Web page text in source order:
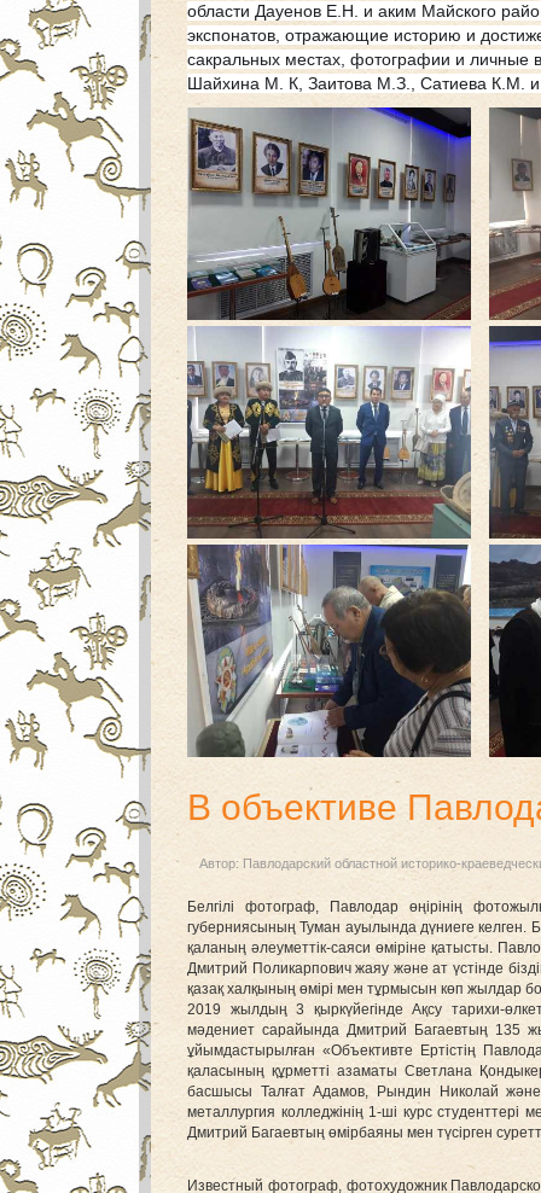
области Дауенов Е.Н. и аким Майского
экспонатов, отражающие историю и
сакральных местах, фотографии и
Шайхина М. К, Заитова М.З., Сатиева К.М.
В объективе
Автор: Павлодарский областной историко-
Белгілі фотограф, Павлодар өңірінің
губерниясының Туман ауылында дүниеге келген.
қаланың әлеуметтік-саяси өміріне қатысты.
Дмитрий Поликарпович жаяу және ат үстінде
қазақ халқының өмірі мен тұрмысын көп жылдар
2019 жылдың 3 қыркүйегінде Ақсу тарихи-
мәдениет сарайында Дмитрий Багаевтың
ұйымдастырылған «Объективте Ертістің
қаласының құрметті азаматы Светлана
басшысы Талғат Адамов, Рындин Николай
металлургия колледжінің 1-ші курс
Дмитрий Багаевтың өмірбаяны мен түсірген
Известный фотограф, фотохудожник